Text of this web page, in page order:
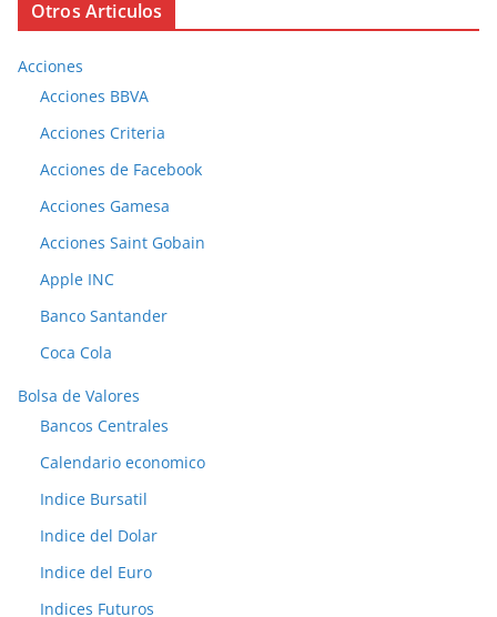
Otros Articulos
Acciones
Acciones BBVA
Acciones Criteria
Acciones de Facebook
Acciones Gamesa
Acciones Saint Gobain
Apple INC
Banco Santander
Coca Cola
Bolsa de Valores
Bancos Centrales
Calendario economico
Indice Bursatil
Indice del Dolar
Indice del Euro
Indices Futuros